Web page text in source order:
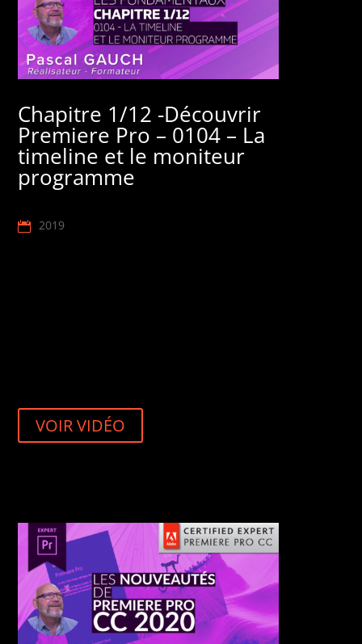
Chapitre 1/12 -Découvrir
Premiere Pro – 0104 – La
timeline et le moniteur
programme
2019
VOIR VIDÉO